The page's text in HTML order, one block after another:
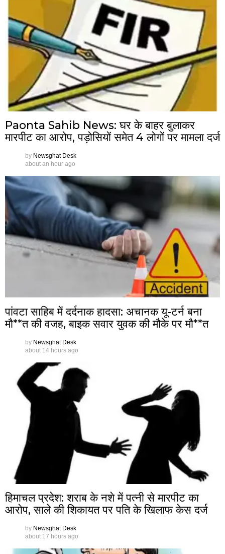
Paonta Sahib News: घर के बाहर बुलाकर
मारपीट का आरोप, पड़ोसियों समेत 4 लोगों पर मामला दर्ज
by Newsghat Desk
about an hour ago
पांवटा साहिब में दर्दनाक हादसा: अचानक यू-टर्न बना
मौ**त की वजह, बाइक सवार युवक की मौके पर मौ**त
by Newsghat Desk
about 14 hours ago
हिमाचल प्रदेश: शराब के नशे में पत्नी से मारपीट का
आरोप, साले की शिकायत पर पति के खिलाफ केस दर्ज
by Newsghat Desk
about 17 hours ago